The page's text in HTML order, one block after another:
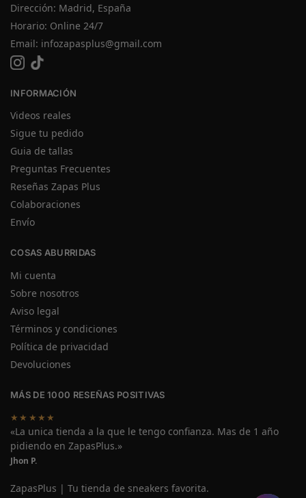
Dirección: Madrid, España
Horario: Online 24/7
Email: infozapasplus@gmail.com
INFORMACIÓN
Videos reales
Sigue tu pedido
Guia de tallas
Preguntas Frecuentes
Reseñas Zapas Plus
Colaboraciones
Envío
COSAS ABURRIDAS
Mi cuenta
Sobre nosotros
Aviso legal
Términos y condiciones
Política de privacidad
Devoluciones
MÁS DE 1000 RESEÑAS POSITIVAS
★★★★★
«La unica tienda a la que le tengo confianza. Mas de 1 año
pidiendo en ZapasPlus.»
Jhon P.
ZapasPlus | Tu tienda de sneakers favorita.